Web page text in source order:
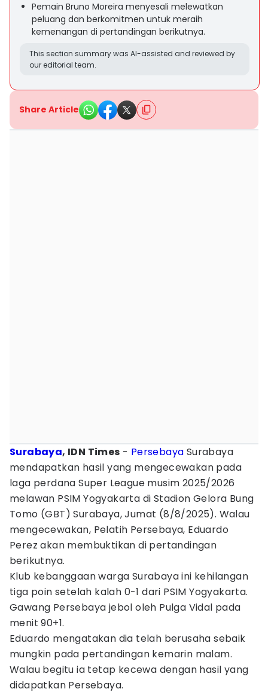
Pemain Bruno Moreira menyesali melewatkan
peluang dan berkomitmen untuk meraih
kemenangan di pertandingan berikutnya.
This section summary was AI-assisted and reviewed by
our editorial team.
Share Article
Surabaya, IDN Times - Persebaya Surabaya
mendapatkan hasil yang mengecewakan pada
laga perdana Super League musim 2025/2026
melawan PSIM Yogyakarta di Stadion Gelora Bung
Tomo (GBT) Surabaya, Jumat (8/8/2025). Walau
mengecewakan, Pelatih Persebaya, Eduardo
Perez akan membuktikan di pertandingan
berikutnya.
Klub kebanggaan warga Surabaya ini kehilangan
tiga poin setelah kalah 0-1 dari PSIM Yogyakarta.
Gawang Persebaya jebol oleh Pulga Vidal pada
menit 90+1.
Eduardo mengatakan dia telah berusaha sebaik
mungkin pada pertandingan kemarin malam.
Walau begitu ia tetap kecewa dengan hasil yang
didapatkan Persebaya.